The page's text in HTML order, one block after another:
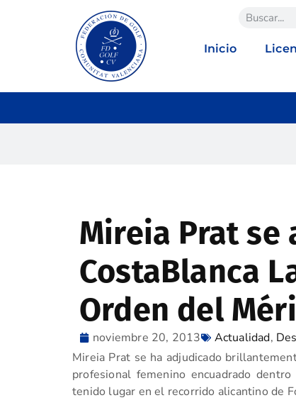
Inicio
Mireia Prat se
CostaBlanca
Orden del
noviembre 20, 2013 Actualidad,
Mireia Prat se ha adjudicado
profesional femenino encuadrado
tenido lugar en el recorrido alicantino de